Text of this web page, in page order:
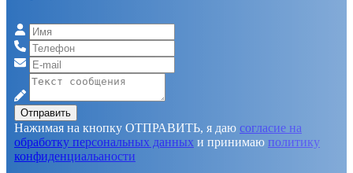
Отправить
Нажимая на кнопку ОТПРАВИТЬ, я даю согласие на
обработку персональных данных и принимаю политику
конфиденциальаности